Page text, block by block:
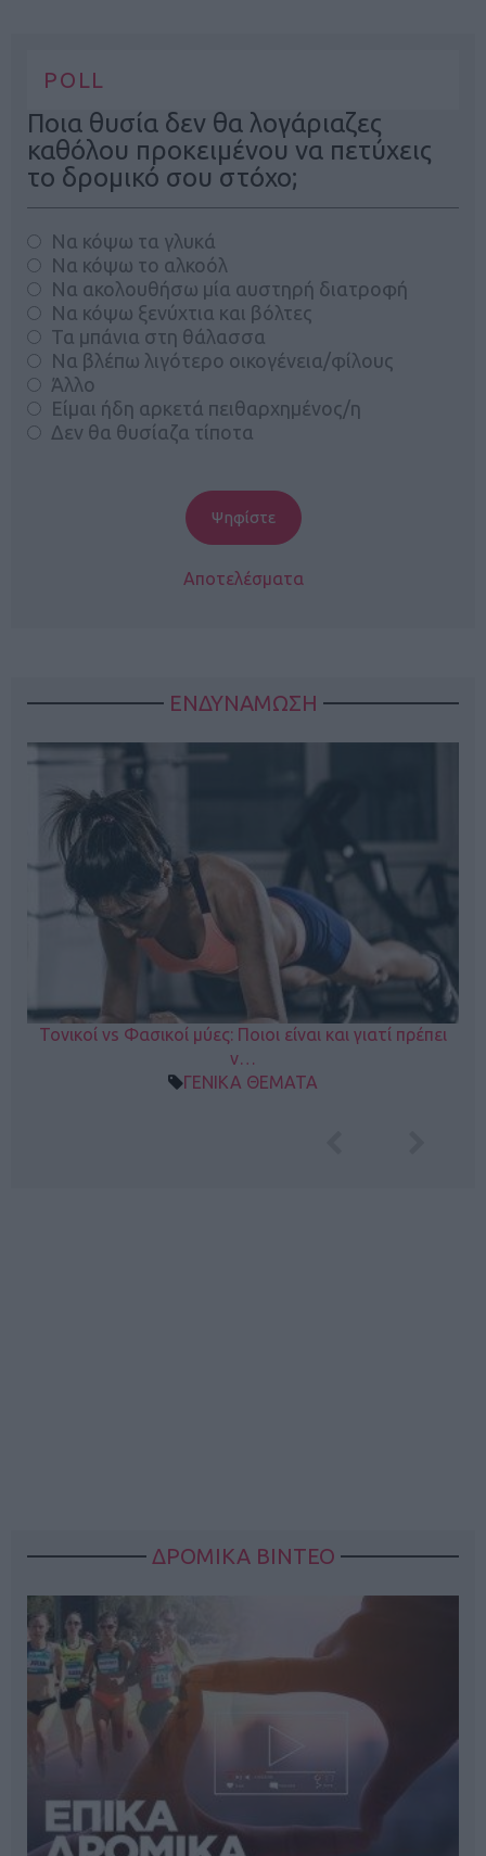
POLL
Ποια θυσία δεν θα λογάριαζες
καθόλου προκειμένου να πετύχεις
το δρομικό σου στόχο;
Να κόψω τα γλυκά
Να κόψω το αλκοόλ
Να ακολουθήσω μία αυστηρή διατροφή
Να κόψω ξενύχτια και βόλτες
Τα μπάνια στη θάλασσα
Να βλέπω λιγότερο οικογένεια/φίλους
Άλλο
Είμαι ήδη αρκετά πειθαρχημένος/η
Δεν θα θυσίαζα τίποτα
Αποτελέσματα
ΕΝΔΥΝΑΜΩΣΗ
Τονικοί vs Φασικοί μύες: Ποιοι είναι και γιατί πρέπει
ν…
ΓΕΝΙΚΑ ΘΕΜΑΤΑ
ΔΡΟΜΙΚΑ ΒΙΝΤΕΟ